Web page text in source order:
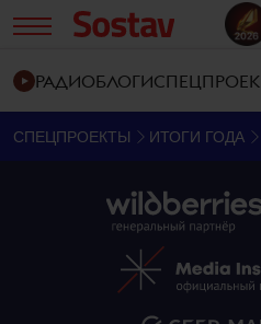
РАДИОБЛОГИ
СПЕЦПРОЕКТЫ ИТОГИ ГОДА